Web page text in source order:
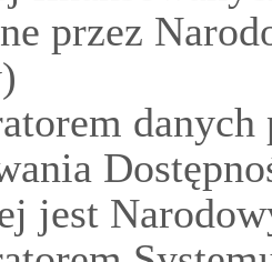
przez
danych
jest